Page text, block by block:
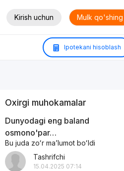
Kirish uchun Mulk qo'shing
Ipotekani hisoblash
Oxirgi muhokamalar
Dunyodagi eng baland
osmono'par…
Bu juda zoʻr maʼlumot boʻldi
Tashrifchi
15.04.2025 07:14